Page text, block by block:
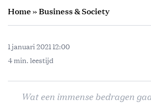
Home»Business & Society
1 januari 2021 12:00
4 min. leestijd
Wat een immense bedragen